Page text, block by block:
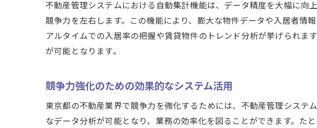
市場制覇に必要
東京都における
新しいシステム
業務プロセスを
自動集計がもた
不動産管理システムにおける自動集計機能は、データ精度を大幅に向
競争力を左右します。この機能により、膨大な物件データや入居者情
アルタイムでの入居率の把握や賃貸物件のトレンド分析が挙げられま
が可能となります。
競争力強化のための効果的なシステム活用
東京都の不動産業界で競争力を強化するためには、不動産管理システ
なデータ分析が可能となり、業務の効率化を図ることができます。た